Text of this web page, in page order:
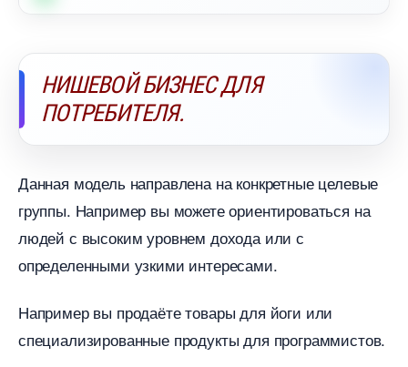
НИШЕВОЙ БИЗНЕС ДЛЯ
ПОТРЕБИТЕЛЯ.
Данная модель направлена на конкретные целевые
руппы. Например вы можете ориентироваться на
людей с высоким уровнем дохода или с
определенными узкими интересами.
Например вы продаёте товары для йоги или
специализированные продукты для программистов.